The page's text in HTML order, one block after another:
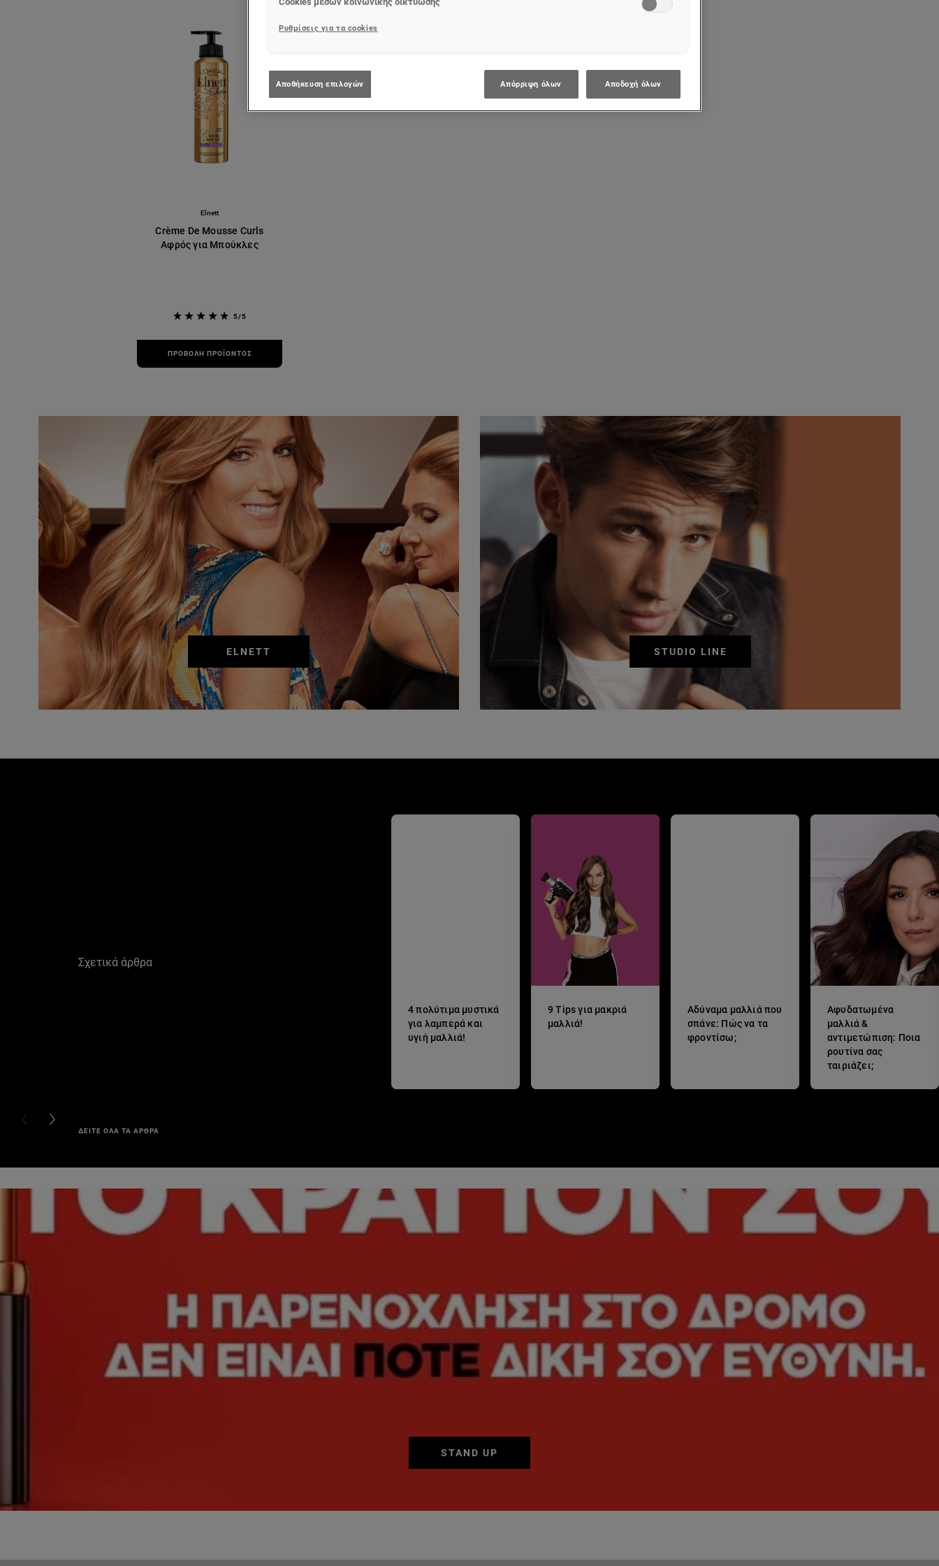
Elnett
Crème De Mousse Curls
Αφρός για Μπούκλες
5/5
ΠΡΟΒΟΛΉ ΠΡΟΪΌΝΤΟΣ
ELNETT STUDIO LINE
Σχετικά άρθρα
4 πολύτιμα μυστικά
για λαμπερά και
υγιή μαλλιά!
9 Tips για μακριά
μαλλιά!
Αδύναμα μαλλιά που
σπάνε: Πώς να τα
φροντίσω;
Αφυδατωμένα
μαλλιά &
αντιμετώπιση: Ποια
ρουτίνα σας
ταιριάζει;
PREVIOUS CARD
NEXT CARD
ΔΕΙΤΕ ΟΛΑ ΤΑ ΑΡΘΡΑ
STAND UP
Ρυθμίσεις για τα cookies
Αποθήκευση επιλογών Απόρριψη όλων Αποδοχή όλων